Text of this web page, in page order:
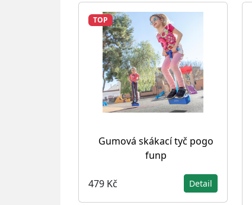
TOP
Gumová skákací tyč pogo
funp
479 Kč Detail